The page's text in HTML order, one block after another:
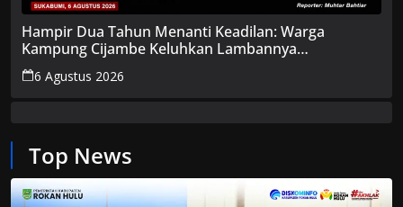
Hampir Dua Tahun Menanti Keadilan: Warga
Kampung Cijambe Keluhkan Lambannya
Penanganan Kasus Perusakan Rumah, Dugaan
Pelaku Berdiam Diri
6 Agustus 2026
Top News